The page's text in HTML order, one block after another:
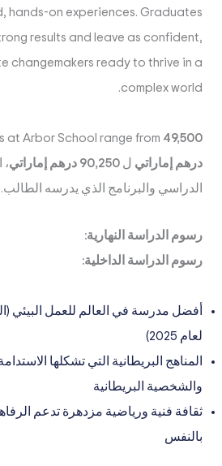
hands-on experiences. Graduates
results and leave as confident,
changemakers ready to thrive in a
complex world.
at Arbor School range from 49,500
درهم إماراتي ل 90,250 درهم إماراتي ،
الدراسي والبرنامج الذي يدرسه الطالب.
رسوم الدراسة النهارية:
رسوم الدراسة الداخلية:
أفضل مدرسة في العالم للعمل البيئي
لعام 2025)
المناهج البريطانية التي تشكلها
والشخصية البريطانية
ثقافة فنية ورياضية مزدهرة تدعم
بالنفس